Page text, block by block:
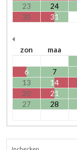
23
24
30
31
zon
maa
6
7
13
14
20
21
27
28